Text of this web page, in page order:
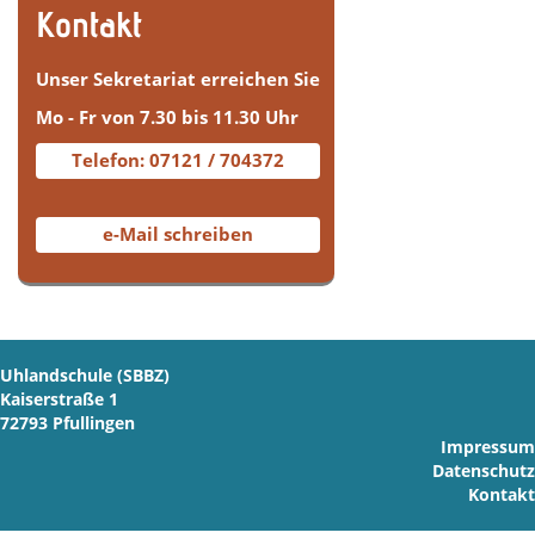
Kontakt
Unser Sekretariat erreichen Sie
Mo - Fr von 7.30 bis 11.30 Uhr
Telefon: 07121 / 704372
e-Mail schreiben
Uhlandschule (SBBZ)
Kaiserstraße 1
72793 Pfullingen
Impressum
Datenschutz
Kontakt